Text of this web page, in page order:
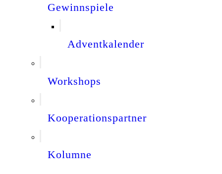
Gewinnspiele
Adventkalender
Workshops
Kooperationspartner
Kolumne